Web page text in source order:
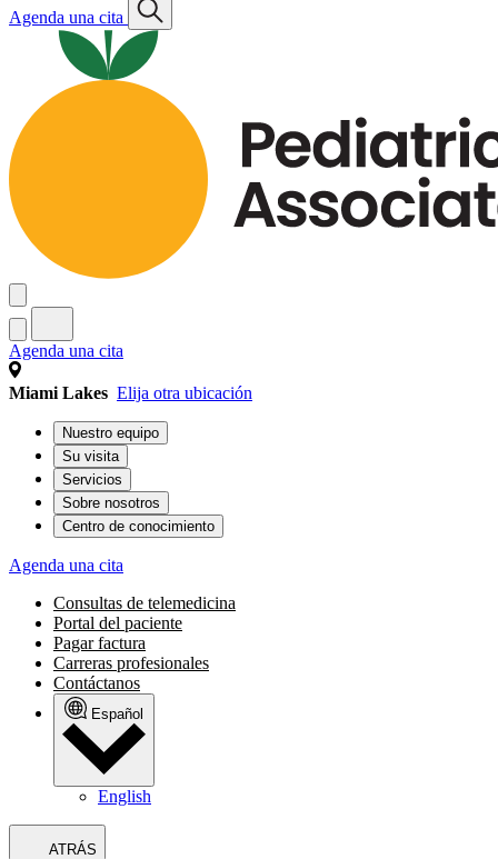
Agenda una cita
Agenda una cita
Miami Lakes Elija otra ubicación
Nuestro equipo
Su visita
Servicios
Sobre nosotros
Centro de conocimiento
Agenda una cita
Consultas de telemedicina
Portal del paciente
Pagar factura
Carreras profesionales
Contáctanos
Español
English
ATRÁS